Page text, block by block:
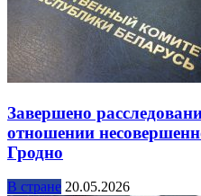
Завершено
отношении
Гродно
В стране 20.05.2026